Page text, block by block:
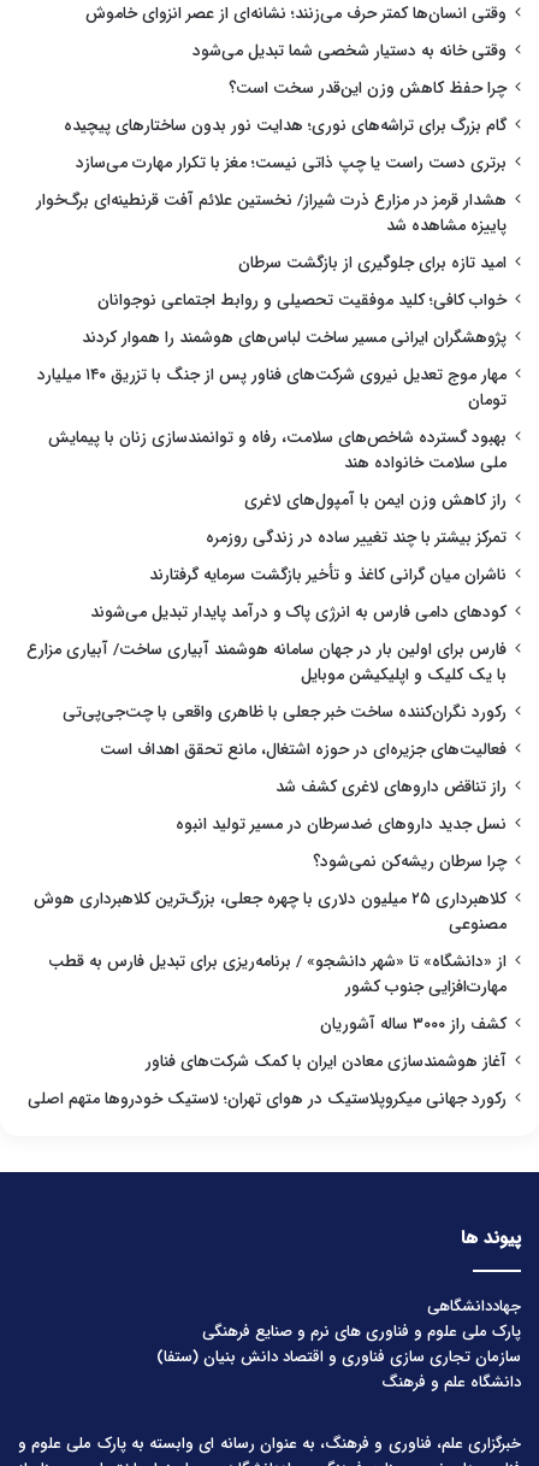
وقتی انسان‌ها کمتر حرف می‌زنند؛ نشانه‌ای از عصر انزوای خاموش
وقتی خانه به دستیار شخصی شما تبدیل می‌شود
چرا حفظ کاهش وزن این‌قدر سخت است؟
گام بزرگ برای تراشه‌های نوری؛ هدایت نور بدون ساختارهای پیچیده
برتری دست راست یا چپ ذاتی نیست؛ مغز با تکرار مهارت می‌سازد
هشدار قرمز در مزارع ذرت شیراز/ نخستین علائم آفت قرنطینه‌ای برگ‌خوار
پاییزه مشاهده شد
امید تازه برای جلوگیری از بازگشت سرطان
خواب کافی؛ کلید موفقیت تحصیلی و روابط اجتماعی نوجوانان
پژوهشگران ایرانی مسیر ساخت لباس‌های هوشمند را هموار کردند
مهار موج تعدیل نیروی شرکت‌های فناور پس از جنگ با تزریق ۱۴۰ میلیارد
تومان
بهبود گسترده شاخص‌های سلامت، رفاه و توانمندسازی زنان با پیمایش
ملی سلامت خانواده هند
راز کاهش وزن ایمن با آمپول‌های لاغری
تمرکز بیشتر با چند تغییر ساده در زندگی روزمره
ناشران میان گرانی کاغذ و تأخیر بازگشت سرمایه گرفتارند
کودهای دامی فارس به انرژی پاک و درآمد پایدار تبدیل می‌شوند
فارس برای اولین بار در جهان سامانه هوشمند آبیاری ساخت/ آبیاری مزارع
با یک کلیک و اپلیکیشن موبایل
رکورد نگران‌کننده ساخت خبر جعلی با ظاهری واقعی با چت‌جی‌پی‌تی
فعالیت‌های جزیره‌ای در حوزه اشتغال، مانع تحقق اهداف است
راز تناقض داروهای لاغری کشف شد
نسل جدید داروهای ضدسرطان در مسیر تولید انبوه
چرا سرطان ریشه‌کن نمی‌شود؟
کلاهبرداری ۲۵ میلیون دلاری با چهره جعلی، بزرگ‌ترین کلاهبرداری هوش
مصنوعی
از «دانشگاه» تا «شهر دانشجو» / برنامه‌ریزی برای تبدیل فارس به قطب
مهارت‌افزایی جنوب کشور
کشف راز ۳۰۰۰ ساله آشوریان
آغاز هوشمندسازی معادن ایران با کمک شرکت‌های فناور
رکورد جهانی میکروپلاستیک در هوای تهران؛ لاستیک خودروها متهم اصلی
پیوند ها
جهاددانشگاهی
پارک ملی علوم و فناوری های نرم و صنایع فرهنگی
سازمان تجاری سازی فناوری و اقتصاد دانش بنیان (ستفا)
دانشگاه علم و فرهنگ
خبرگزاری علم، فناوری و فرهنگ، به عنوان رسانه ای وابسته به پارک ملی علوم و